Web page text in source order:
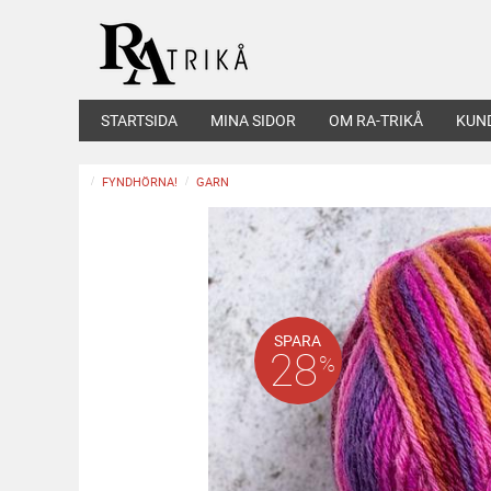
STARTSIDA MINA SIDOR OM RA-TRIKÅ
FYNDHÖRNA! GARN
SPARA
28%